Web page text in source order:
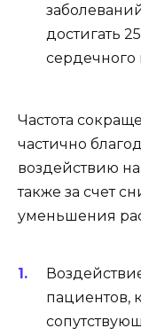
достигать
сердечного
Частота
частично
воздействию
также за счет
уменьшения
пациентов,